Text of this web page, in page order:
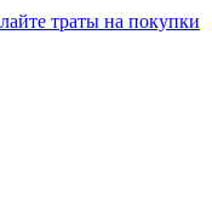
траты на покупки